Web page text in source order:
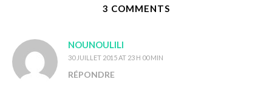
3 COMMENTS
NOUNOULILI
30 JUILLET 2015 AT 23 H 00 MIN
RÉPONDRE